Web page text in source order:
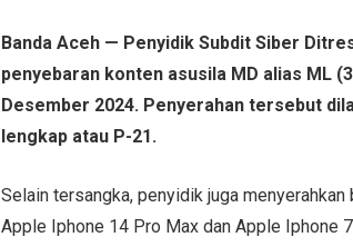
Banda Aceh — Penyidik Subdit Siber
penyebaran konten asusila MD alias ML
Desember 2024. Penyerahan tersebut
lengkap atau P-21.
Selain tersangka, penyidik juga
Apple Iphone 14 Pro Max dan Apple Iphone